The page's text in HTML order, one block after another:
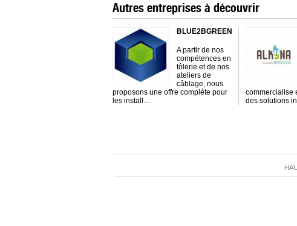
Autres entreprises à découvrir
BLUE2BGREEN
A partir de nos
compétences en
tôlerie et de nos
ateliers de
câblage, nous
proposons une offre complète pour
les install…
commercialise
des solutions